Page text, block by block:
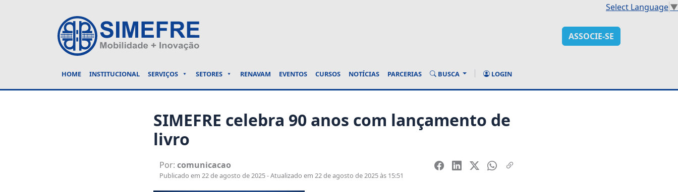
Select Language▼
ASSOCIE-SE
HOME INSTITUCIONAL SERVIÇOS SETORES RENAVAM EVENTOS CURSOS NOTÍCIAS PARCERIAS BUSCA LOGIN
SIMEFRE celebra 90 anos com lançamento de
livro
Por: comunicacao
Publicado em 22 de agosto de 2025 - Atualizado em 22 de agosto de 2025 às 15:51